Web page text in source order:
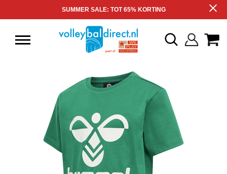
SUMMER SALE: TOT 65% KORTING